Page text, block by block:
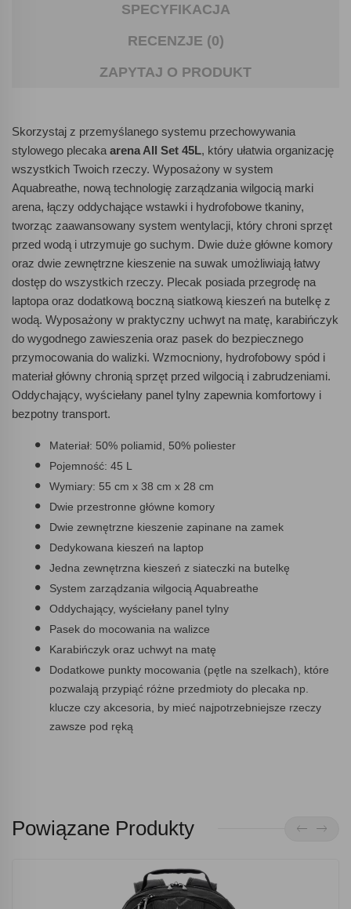
SPECYFIKACJA
RECENZJE (0)
ZAPYTAJ O PRODUKT
Skorzystaj z przemyślanego systemu przechowywania
stylowego plecaka arena All Set 45L, który ułatwia organizację
wszystkich Twoich rzeczy. Wyposażony w system
Aquabreathe, nową technologię zarządzania wilgocią marki
arena, łączy oddychające wstawki i hydrofobowe tkaniny,
tworząc zaawansowany system wentylacji, który chroni sprzęt
przed wodą i utrzymuje go suchym. Dwie duże główne komory
oraz dwie zewnętrzne kieszenie na suwak umożliwiają łatwy
dostęp do wszystkich rzeczy. Plecak posiada przegrodę na
laptopa oraz dodatkową boczną siatkową kieszeń na butelkę z
wodą. Wyposażony w praktyczny uchwyt na matę, karabińczyk
do wygodnego zawieszenia oraz pasek do bezpiecznego
przymocowania do walizki. Wzmocniony, hydrofobowy spód i
materiał główny chronią sprzęt przed wilgocią i zabrudzeniami.
Oddychający, wyściełany panel tylny zapewnia komfortowy i
bezpotny transport.
Materiał: 50% poliamid, 50% poliester
Pojemność: 45 L
Wymiary: 55 cm x 38 cm x 28 cm
Dwie przestronne główne komory
Dwie zewnętrzne kieszenie zapinane na zamek
Dedykowana kieszeń na laptop
Jedna zewnętrzna kieszeń z siateczki na butelkę
System zarządzania wilgocią Aquabreathe
Oddychający, wyściełany panel tylny
Pasek do mocowania na walizce
Karabińczyk oraz uchwyt na matę
Dodatkowe punkty mocowania (pętle na szelkach), które
pozwalają przypiąć różne przedmioty do plecaka np.
klucze czy akcesoria, by mieć najpotrzebniejsze rzeczy
zawsze pod ręką
Powiązane Produkty